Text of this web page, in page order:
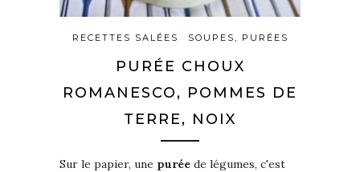
RECETTES SALÉES SOUPES, PURÉES
PURÉE CHOUX
ROMANESCO, POMMES DE
TERRE, NOIX
Sur le papier, une purée de légumes, c'est